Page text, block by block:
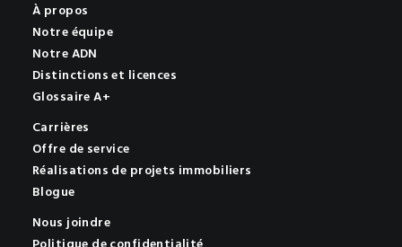
À propos
Notre équipe
Notre ADN
Distinctions et licences
Glossaire A+
Carrières
Offre de service
Réalisations de projets immobiliers
Blogue
Nous joindre